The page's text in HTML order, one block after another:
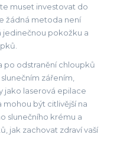
muset investovat do
žádná metoda není
jedinečnou pokožku a
po odstranění chloupků
zářením,
jako laserová epilace
být citlivější na
slunečního krému a
jak zachovat zdraví vaší